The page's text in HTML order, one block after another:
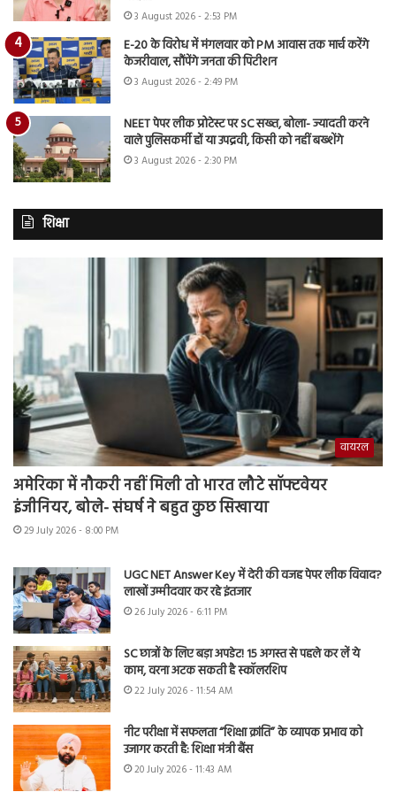
3 August 2026 - 2:53 PM
E-20 के विरोध में मंगलवार को PM आवास तक मार्च करेंगे
केजरीवाल, सौंपेंगे जनता की पिटीशन
3 August 2026 - 2:49 PM
NEET पेपर लीक प्रोटेस्ट पर SC सख्त, बोला- ज्यादती करने
वाले पुलिसकर्मी हों या उपद्रवी, किसी को नहीं बख्शेंगे
3 August 2026 - 2:30 PM
शिक्षा
वायरल
अमेरिका में नौकरी नहीं मिली तो भारत लौटे सॉफ्टवेयर
इंजीनियर, बोले- संघर्ष ने बहुत कुछ सिखाया
29 July 2026 - 8:00 PM
UGC NET Answer Key में देरी की वजह पेपर लीक विवाद?
लाखों उम्मीदवार कर रहे इंतजार
26 July 2026 - 6:11 PM
SC छात्रों के लिए बड़ा अपडेट! 15 अगस्त से पहले कर लें ये
काम, वरना अटक सकती है स्कॉलरशिप
22 July 2026 - 11:54 AM
नीट परीक्षा में सफलता “शिक्षा क्रांति” के व्यापक प्रभाव को
उजागर करती है: शिक्षा मंत्री बैंस
20 July 2026 - 11:43 AM